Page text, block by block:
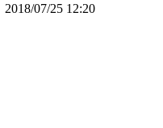
2018/07/25 12:20